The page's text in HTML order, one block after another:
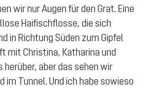
wir nur Augen für den Grat. Eine
Haifischflosse, die sich
in Richtung Süden zum Gipfel
mit Christina, Katharina und
herüber, aber das sehen wir
im Tunnel. Und ich habe sowieso